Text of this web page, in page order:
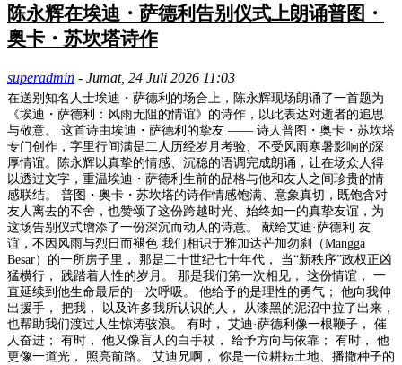
陈永辉在埃迪・萨德利告别仪式上朗诵普图・
奥卡・苏坎塔诗作
superadmin - Jumat, 24 Juli 2026 11:03
在送别知名人士埃迪・萨德利的场合上，陈永辉现场朗诵了一首题为
《埃迪・萨德利：风雨无阻的情谊》的诗作，以此表达对逝者的追思
与敬意。 这首诗由埃迪・萨德利的挚友 —— 诗人普图・奥卡・苏坎塔
专门创作，字里行间满是二人历经岁月考验、不受风雨寒暑影响的深
厚情谊。陈永辉以真挚的情感、沉稳的语调完成朗诵，让在场众人得
以透过文字，重温埃迪・萨德利生前的品格与他和友人之间珍贵的情
感联结。 普图・奥卡・苏坎塔的诗作情感饱满、意象真切，既饱含对
友人离去的不舍，也赞颂了这份跨越时光、始终如一的真挚友谊，为
这场告别仪式增添了一份深沉而动人的诗意。 献给艾迪·萨德利 友
谊，不因风雨与烈日而褪色 我们相识于雅加达芒加勿刹（Mangga
Besar）的一所房子里， 那是二十世纪七十年代， 当“新秩序”政权正凶
猛横行， 践踏着人性的岁月。 那是我们第一次相见， 这份情谊， 一
直延续到他生命最后的一次呼吸。 他给予的是理性的勇气； 他向我伸
出援手， 把我， 以及许多我所认识的人， 从漆黑的泥沼中拉了出来，
也帮助我们渡过人生惊涛骇浪。 有时， 艾迪·萨德利像一根鞭子， 催
人奋进； 有时， 他又像盲人的白手杖， 给予方向与依靠； 有时， 他
更像一道光， 照亮前路。 艾迪兄啊， 你是一位耕耘土地、播撒种子的